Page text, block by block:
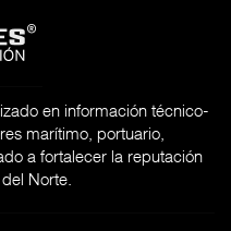
en información técnico-
marítimo, portuario,
a fortalecer la reputación
Norte.